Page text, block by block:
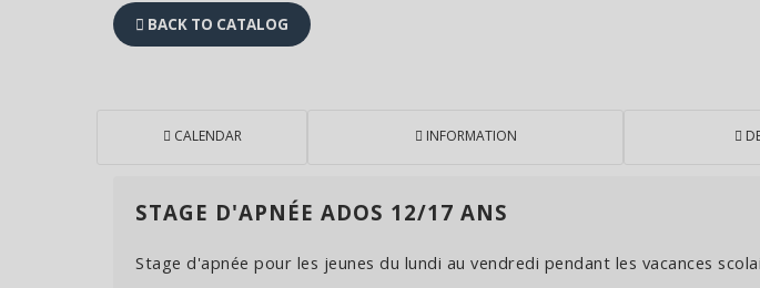
BACK TO CATALOG
CALENDAR INFORMATION
STAGE D'APNÉE ADOS 12/17 ANS
Stage d'apnée pour les jeunes du lundi au vendredi pendant les vacances